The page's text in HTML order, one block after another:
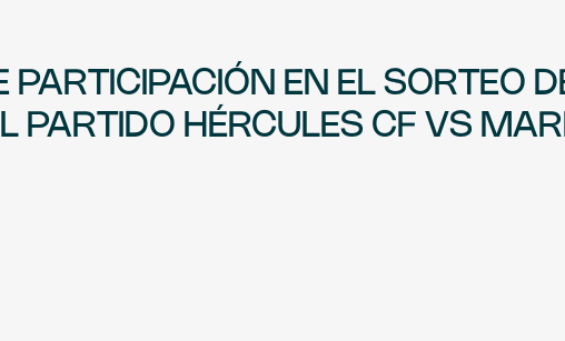
PARTICIPACIÓN EN EL SORTEO
PARTIDO HÉRCULES CF VS